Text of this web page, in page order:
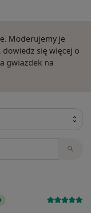
Moderujemy je
się więcej o
gwiazdek na